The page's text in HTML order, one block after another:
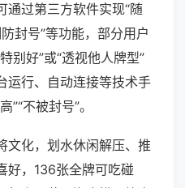
通过第三方软件实现“随
封号”等功能，部分用户
别好”或“透视他人牌型”
运行、自动连接等技术手
不被封号”。
文化，划水休闲解压、推
好，136张全牌可吃碰